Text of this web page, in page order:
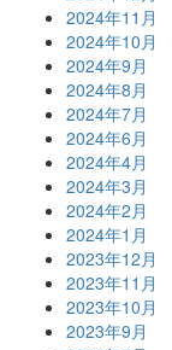
2024年11月
2024年10月
2024年9月
2024年8月
2024年7月
2024年6月
2024年4月
2024年3月
2024年2月
2024年1月
2023年12月
2023年11月
2023年10月
2023年9月